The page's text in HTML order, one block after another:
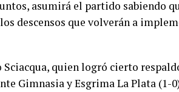
asumirá el partido sabiendo
descensos que volverán a
quien logró cierto
Gimnasia y Esgrima La Plata (1-